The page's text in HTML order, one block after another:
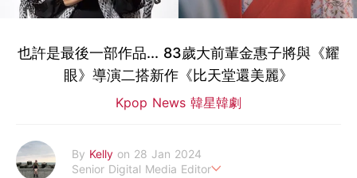
也許是最後一部作品... 83歲大前輩金惠子將與《耀
眼》導演二搭新作《比天堂還美麗》
Kpop News 韓星韓劇
By Kelly on 28 Jan 2024
Senior Digital Media Editor